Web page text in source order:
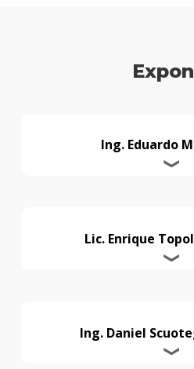
Ing. Eduardo
Lic. Enrique
Ing. Daniel